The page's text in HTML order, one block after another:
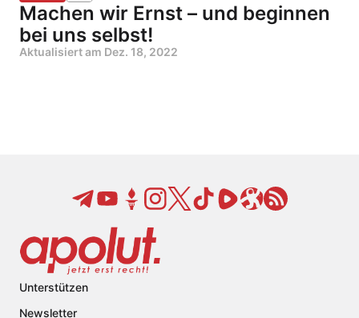
Machen wir Ernst – und beginnen
bei uns selbst!
Aktualisiert am Dez. 18, 2022
Unterstützen
Newsletter